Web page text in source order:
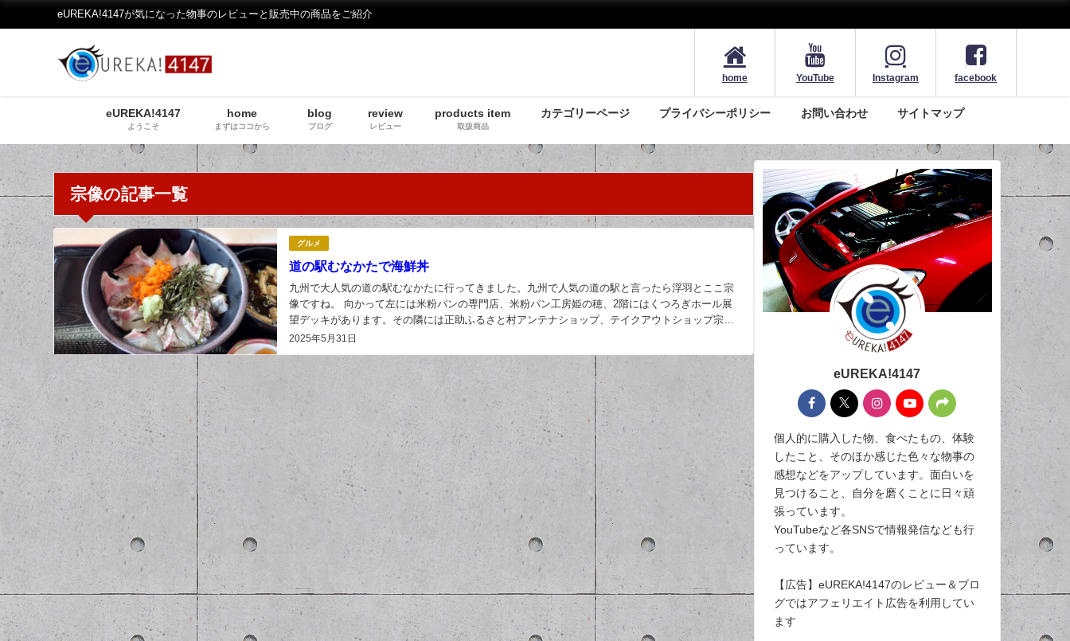
eUREKA!4147が気になった物事のレビューと販売中の商品をご紹介
home YouTube Instagram facebook
eUREKA!4147
ようこそ
home
まずはココから
blog
ブログ
review
レビュー
products item
取扱商品
カテゴリーページ プライバシーポリシー お問い合わせ サイトマップ
宗像の記事一覧
グルメ
道の駅むなかたで海鮮丼
2025年5月31日
九州で大人気の道の駅むなかたに行ってきました。九州で人気の道の駅と言ったら浮羽とここ宗
像ですね。 向かって左には米粉パンの専門店、米粉パン工房姫の穂、2階にはくつろぎホール展
望デッキがあります。その隣には正助ふるさと村アンテナショップ、テイクアウトショップ宗像
やがあります。 施設中央、本館は宗像観光おみやげ館となってい...
eUREKA!4147
個人的に購入した物、食べたもの、体験
したこと、そのほか感じた色々な物事の
感想などをアップしています。面白いを
見つけること、自分を磨くことに日々頑
張っています。
YouTubeなど各SNSで情報発信なども行
っています。
【広告】eUREKA!4147のレビュー＆ブロ
グではアフェリエイト広告を利用してい
ます